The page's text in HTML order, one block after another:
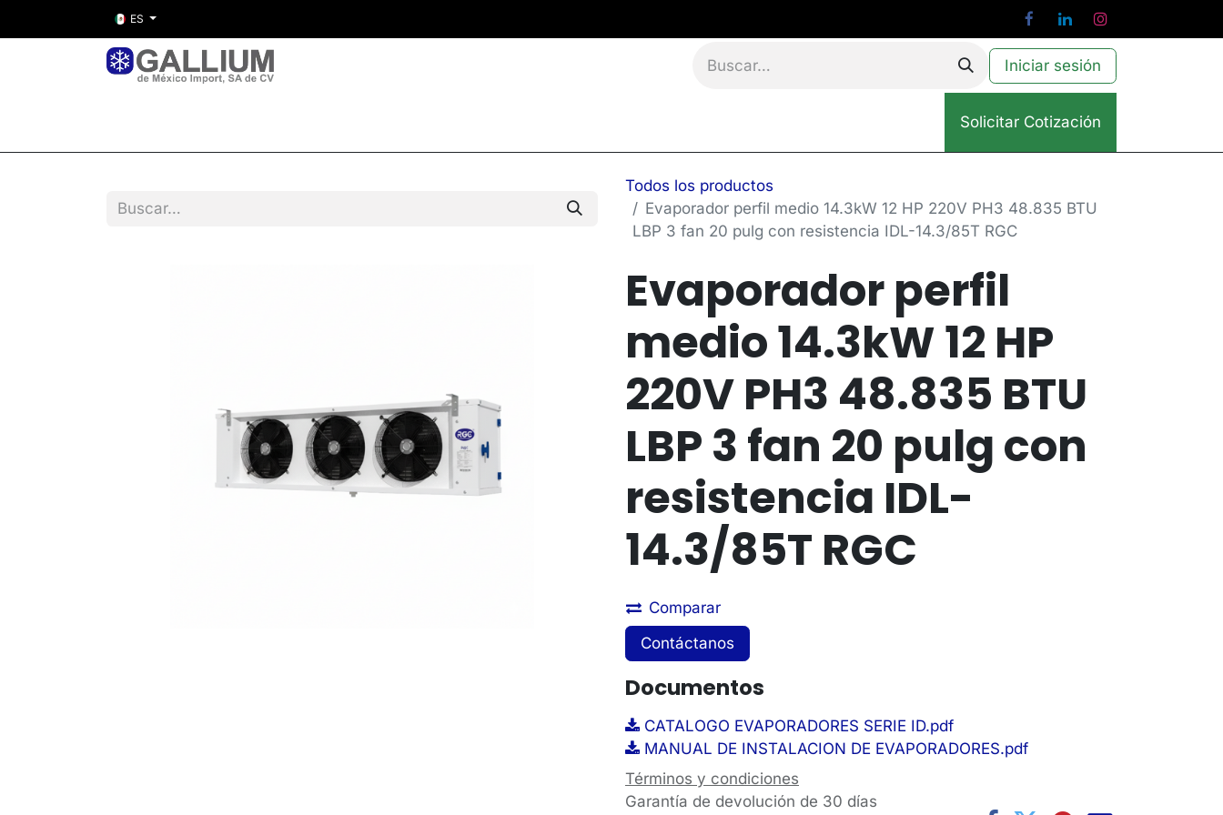
ES
Iniciar sesión
Solicitar Cotización
Todos los productos
Evaporador perfil medio 14.3kW 12 HP 220V PH3 48.835 BTU
LBP 3 fan 20 pulg con resistencia IDL-14.3/85T RGC
Evaporador perfil
medio 14.3kW 12 HP
220V PH3 48.835 BTU
LBP 3 fan 20 pulg con
resistencia IDL-
14.3/85T RGC
Comparar
Contáctanos
Documentos
CATALOGO EVAPORADORES SERIE ID.pdf
MANUAL DE INSTALACION DE EVAPORADORES.pdf
Términos y condiciones
Garantía de devolución de 30 días